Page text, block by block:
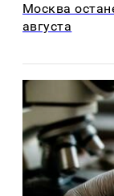
Москва
августа